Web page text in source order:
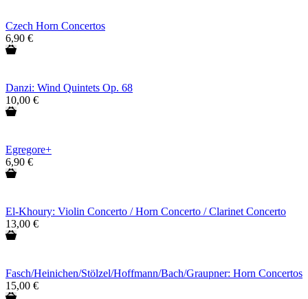
Czech Horn Concertos
6,90 €
Danzi: Wind Quintets Op. 68
10,00 €
Egregore+
6,90 €
El-Khoury: Violin Concerto / Horn Concerto / Clarinet Concerto
13,00 €
Fasch/Heinichen/Stölzel/Hoffmann/Bach/Graupner: Horn Concertos
15,00 €